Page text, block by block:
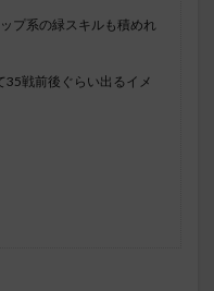
プ系の緑スキルも積めれ
35戦前後ぐらい出るイメ